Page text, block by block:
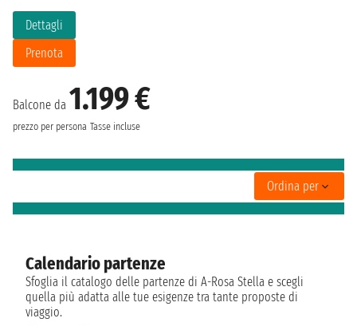
Balcone da 1.199 €
prezzo per persona Tasse incluse
Dettagli
Prenota
Ordina per
Calendario partenze
Sfoglia il catalogo delle partenze di A-Rosa Stella e scegli
quella più adatta alle tue esigenze tra tante proposte di
viaggio.